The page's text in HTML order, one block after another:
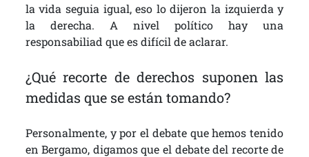
la vida seguia igual, eso lo dijeron la izquierda y
la derecha. A nivel político hay una
responsabiliad que es difícil de aclarar.
¿Qué recorte de derechos suponen las
medidas que se están tomando?
Personalmente, y por el debate que hemos tenido
en Bergamo, digamos que el debate del recorte de